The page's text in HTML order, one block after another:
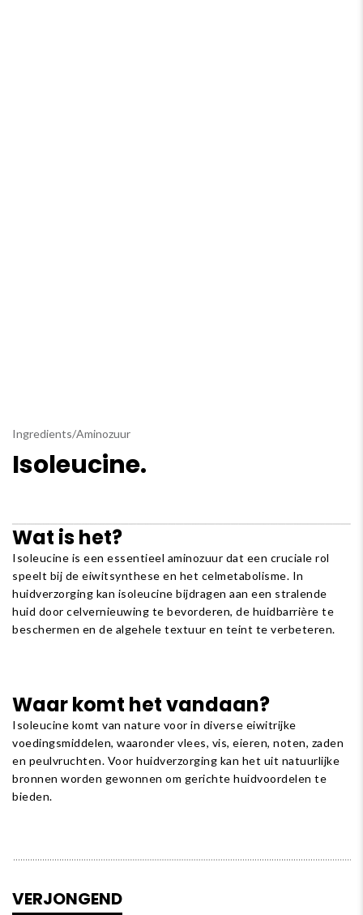
Ingredients/Aminozuur
Isoleucine.
Wat is het?
Isoleucine is een essentieel aminozuur dat een cruciale rol
speelt bij de eiwitsynthese en het celmetabolisme. In
huidverzorging kan isoleucine bijdragen aan een stralende
huid door celvernieuwing te bevorderen, de huidbarrière te
beschermen en de algehele textuur en teint te verbeteren.
Waar komt het vandaan?
Isoleucine komt van nature voor in diverse eiwitrijke
voedingsmiddelen, waaronder vlees, vis, eieren, noten, zaden
en peulvruchten. Voor huidverzorging kan het uit natuurlijke
bronnen worden gewonnen om gerichte huidvoordelen te
bieden.
VERJONGEND